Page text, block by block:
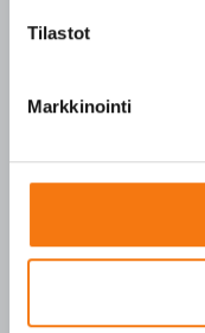
Tilastot
Markkinointi
SFS-EN 13043
ETUSIVU